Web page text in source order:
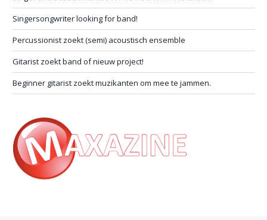
Singersongwriter looking for band!
Percussionist zoekt (semi) acoustisch ensemble
Gitarist zoekt band of nieuw project!
Beginner gitarist zoekt muzikanten om mee te jammen.